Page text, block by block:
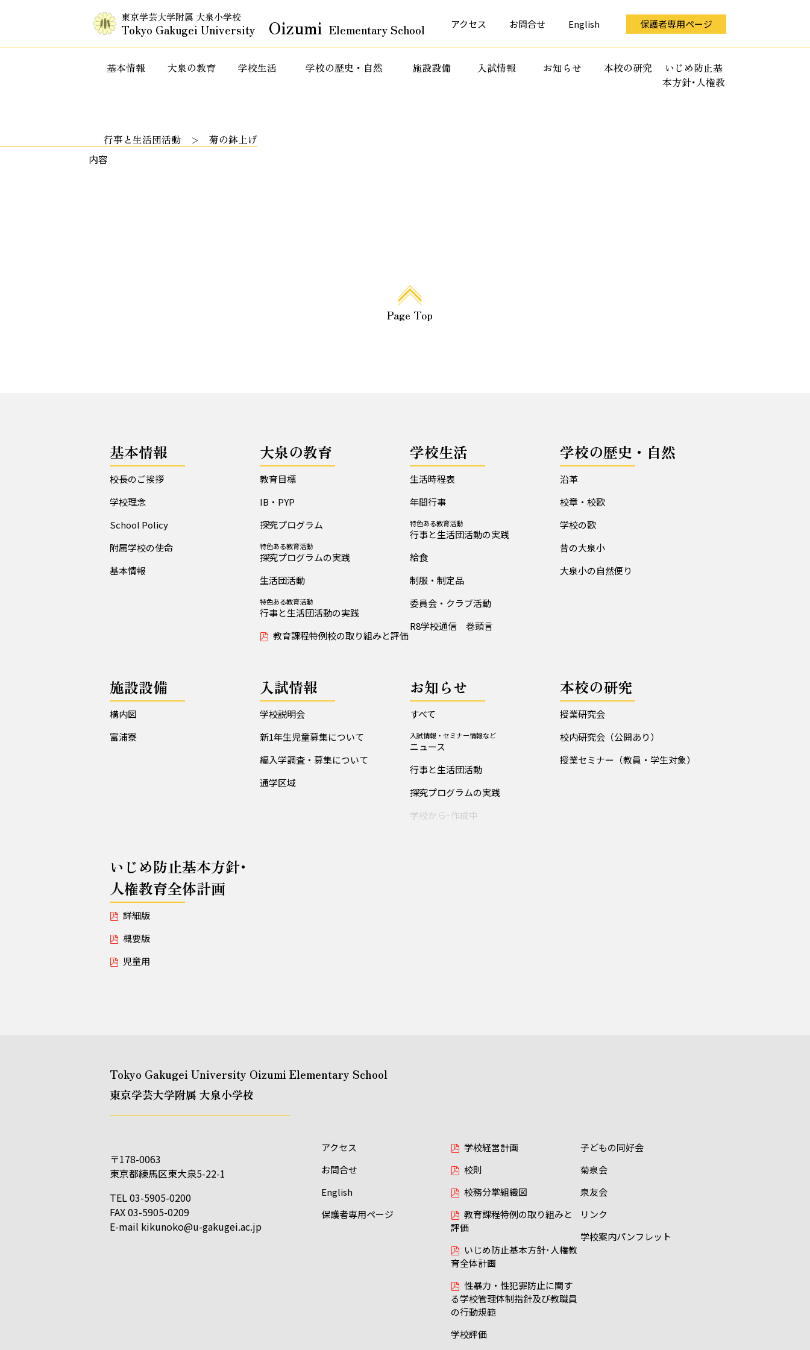
東京学芸大学附属 大泉小学校
Tokyo Gakugei University Oizumi Elementary School アクセス お問合せ English 保護者専用ページ
基本情報 大泉の教育 学校生活 学校の歴史・自然 施設設備 入試情報 お知らせ 本校の研究
いじめ防止基
本方針･人権教
行事と生活団活動
菊の鉢上げ
内容
Page Top
基本情報
校長のご挨拶
学校理念
School Policy
附属学校の使命
基本情報
大泉の教育
教育目標
IB・PYP
探究プログラム
特色ある教育活動
探究プログラムの実践
生活団活動
特色ある教育活動
行事と生活団活動の実践
教育課程特例校の取り組みと評価
学校生活
生活時程表
年間行事
特色ある教育活動
行事と生活団活動の実践
給食
制服・制定品
委員会・クラブ活動
R8学校通信 巻頭言
学校の歴史・自然
沿革
校章・校歌
学校の歌
昔の大泉小
大泉小の自然便り
施設設備
構内図
富浦寮
入試情報
学校説明会
新1年生児童募集について
編入学調査・募集について
通学区域
お知らせ
すべて
入試情報・セミナー情報など
ニュース
行事と生活団活動
探究プログラムの実践
学校からｰ作成中
本校の研究
授業研究会
校内研究会（公開あり）
授業セミナー（教員・学生対象）
いじめ防止基本方針･
人権教育全体計画
詳細版
概要版
児童用
Tokyo Gakugei University Oizumi Elementary School
東京学芸大学附属 大泉小学校
〒178-0063
東京都練馬区東大泉5-22-1
TEL 03-5905-0200
FAX 03-5905-0209
E-mail kikunoko@u-gakugei.ac.jp
アクセス
お問合せ
English
保護者専用ページ
学校経営計画
校則
校務分掌組織図
教育課程特例の取り組みと
評価
いじめ防止基本方針･人権教
育全体計画
性暴力・性犯罪防止に関す
る学校管理体制指針及び教職員
の行動規範
学校評価
子どもの同好会
菊泉会
泉友会
リンク
学校案内パンフレット